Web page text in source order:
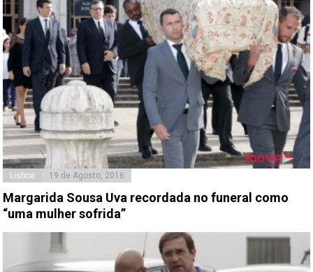
Lisboa 19 de Agosto, 2016
Margarida Sousa Uva recordada no funeral como
“uma mulher sofrida”